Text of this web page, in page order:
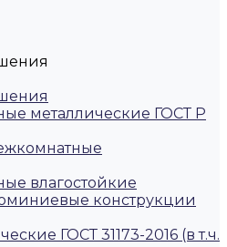
металлические ГОСТ Р
влагостойкие
конструкции
ГОСТ 31173-2016 (в т.ч.